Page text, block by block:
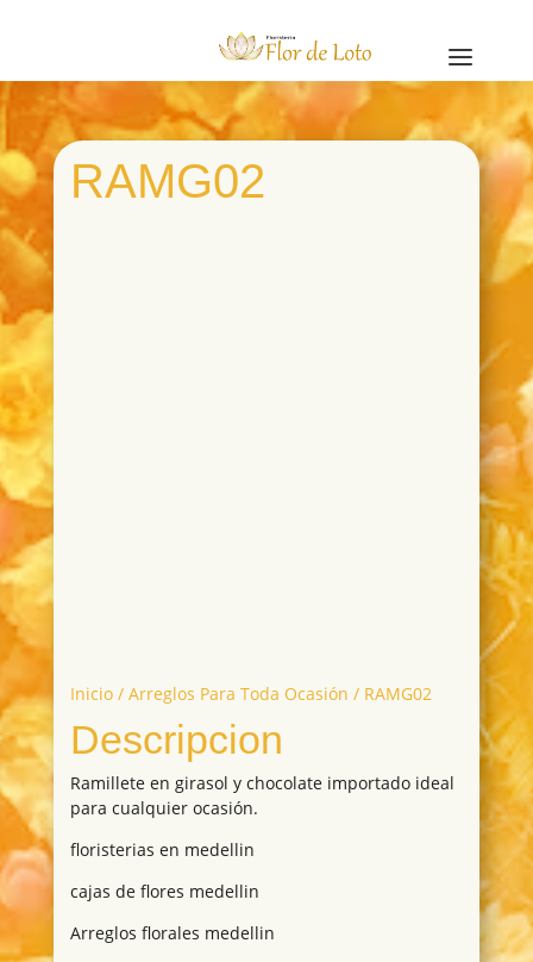
a
RAMG02
Inicio/ Arreglos Para Toda Ocasión / RAMG02
Descripcion
Ramillete en girasol y chocolate importado ideal
para cualquier ocasión.
floristerias en medellin
cajas de flores medellin
Arreglos florales medellin